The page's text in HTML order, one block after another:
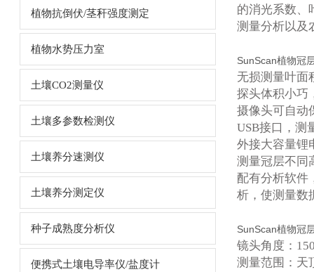
植物抗倒伏/茎秆强度测定
植物水势压力室
土壤CO2测量仪
土壤多参数检测仪
土壤养分速测仪
土壤养分测定仪
种子成熟度分析仪
便携式土壤电导率仪/盐度计
的消光系数、
测量分析以及
SunScan植物冠
无损测量叶面
探头体积小巧
摄像头可自动
USB接口，测
外接大容量锂
测量冠层不同
配有分析软件
析，使测量数
SunScan植物冠
镜头角度：
测量范围：天